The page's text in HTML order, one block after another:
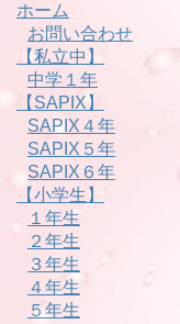
ホーム
お問い合わせ
【私立中】
中学１年
【SAPIX】
SAPIX４年
SAPIX５年
SAPIX６年
【小学生】
１年生
２年生
３年生
４年生
５年生